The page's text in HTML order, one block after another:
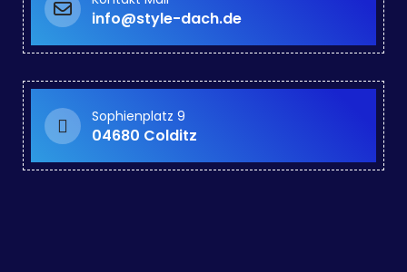
info@style-dach.de
Sophienplatz 9
04680 Colditz